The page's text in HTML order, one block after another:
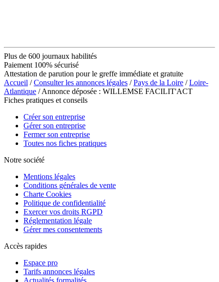
Plus de 600 journaux habilités
Paiement 100% sécurisé
Attestation de parution pour le greffe immédiate et gratuite
Accueil /Consulter les annonces légales /Pays de la Loire /Loire-
Atlantique / Annonce déposée : WILLEMSE FACILIT'ACT
Fiches pratiques et conseils
Créer son entreprise
Gérer son entreprise
Fermer son entreprise
Toutes nos fiches pratiques
Notre société
Mentions légales
Conditions générales de vente
Charte Cookies
Politique de confidentialité
Exercer vos droits RGPD
Réglementation légale
Gérer mes consentements
Accès rapides
Espace pro
Tarifs annonces légales
Actualités formalités